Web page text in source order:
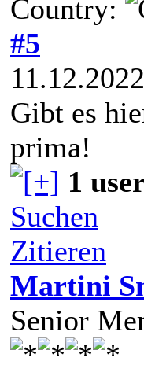
Country:
#5
Gibt es
prima!
1
Suchen
Zitieren
Martini
Senior